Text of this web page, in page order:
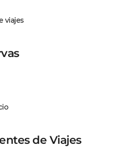
viajes
de Viajes